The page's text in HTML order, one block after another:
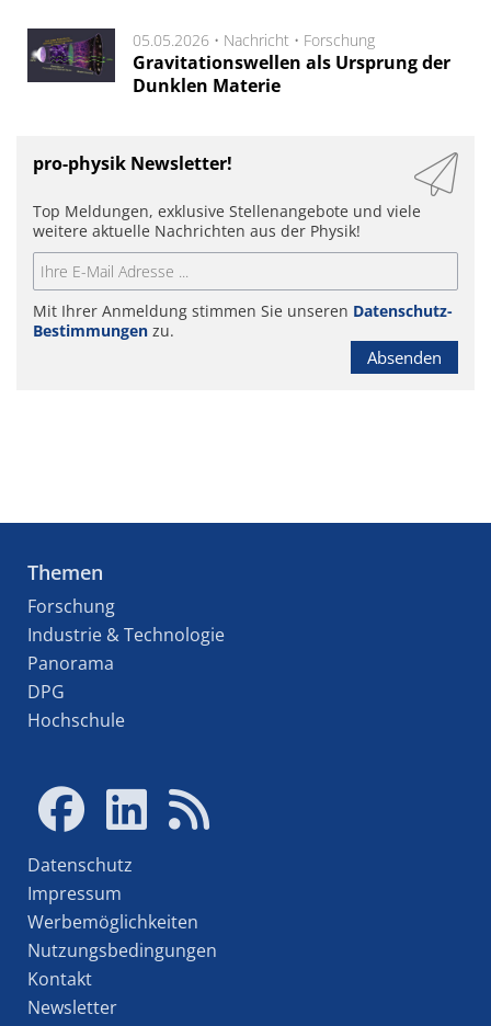
05.05.2026 • Nachricht • Forschung
Gravitationswellen als Ursprung der
Dunklen Materie
pro-physik Newsletter!
Top Meldungen, exklusive Stellenangebote und viele
weitere aktuelle Nachrichten aus der Physik!
Mit Ihrer Anmeldung stimmen Sie unseren Datenschutz-
Bestimmungen zu.
Absenden
Themen
Forschung
Industrie & Technologie
Panorama
DPG
Hochschule
Datenschutz
Impressum
Werbemöglichkeiten
Nutzungsbedingungen
Kontakt
Newsletter